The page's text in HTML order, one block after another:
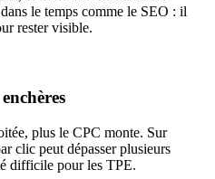
le temps comme le SEO : il
rester visible.
plus le CPC monte. Sur
clic peut dépasser plusieurs
difficile pour les TPE.